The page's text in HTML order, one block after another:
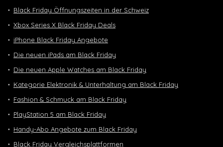
Black Friday Öffnungszeiten in der Schweiz
Xbox Series X Black Friday Deals
iPhone Black Friday Angebote
Die neuen iPads am Black Friday
Die neuen Apple Watches am Black Friday
Kategorie Elektronik & Unterhaltung am Black Friday
Fashion & Schmuck am Black Friday
PlayStation 5 am Black Friday
Handy-Abo Angebote zum Black Friday
Black Friday Vergleichsplattformen